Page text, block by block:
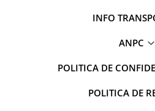
INFO
ANPC
POLITICA DE
POLITICA DE